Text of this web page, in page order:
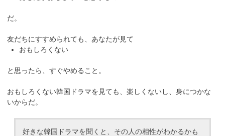
だ。
友だちにすすめられても、あなたが見て
おもしろくない
と思ったら、すぐやめること。
おもしろくない韓国ドラマを見ても、楽しくないし、身につかな
いからだ。
好きな韓国ドラマを聞くと、その人の相性がわかるかも